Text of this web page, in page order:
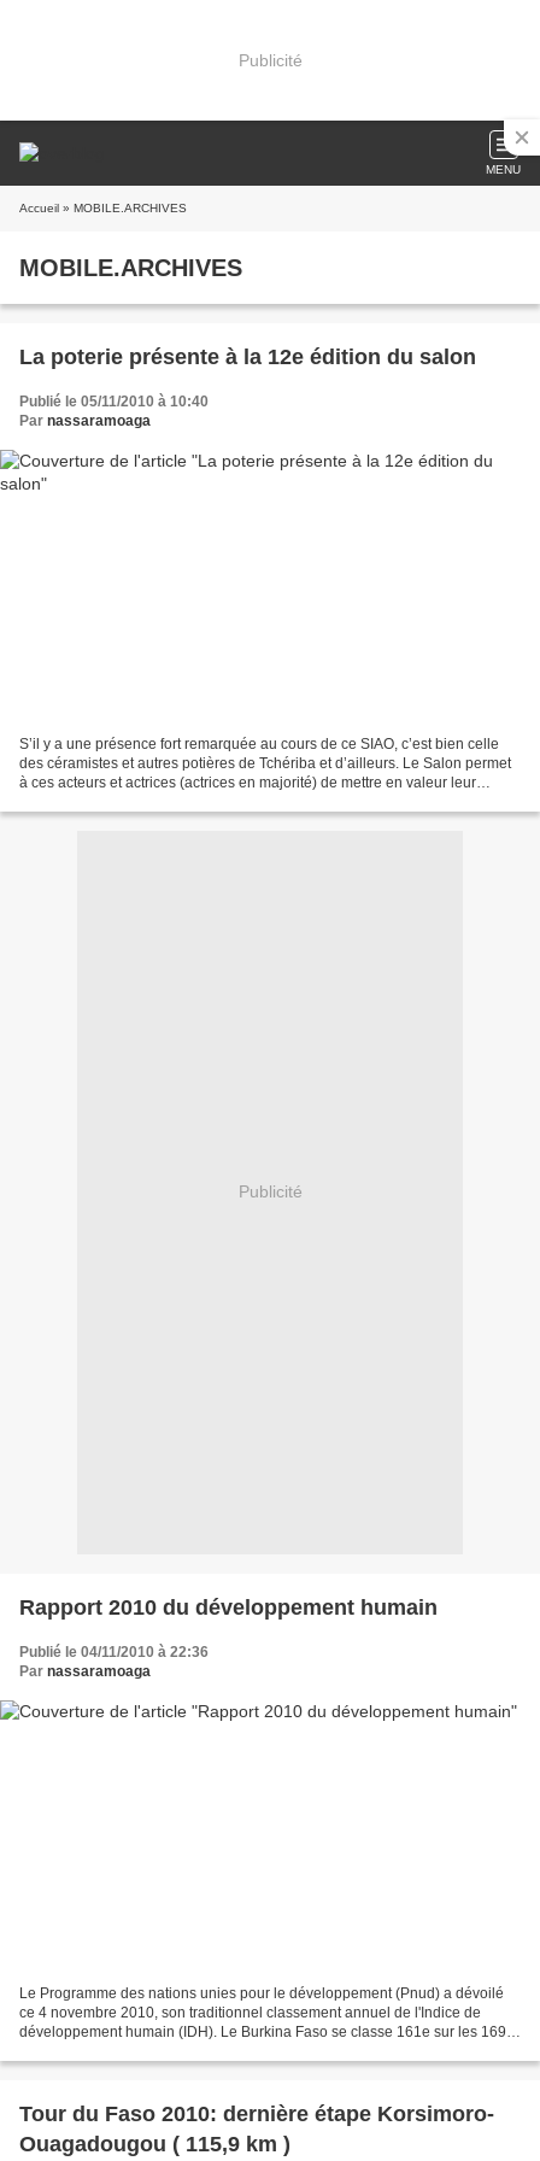
Publicité
MENU
Accueil » MOBILE.ARCHIVES
MOBILE.ARCHIVES
La poterie présente à la 12e édition du salon
Publié le 05/11/2010 à 10:40
Par nassaramoaga
S’il y a une présence fort remarquée au cours de ce SIAO, c’est bien celle
des céramistes et autres potières de Tchériba et d’ailleurs. Le Salon permet
à ces acteurs et actrices (actrices en majorité) de mettre en valeur leur
Publicité
Rapport 2010 du développement humain
Publié le 04/11/2010 à 22:36
Par nassaramoaga
Le Programme des nations unies pour le développement (Pnud) a dévoilé
ce 4 novembre 2010, son traditionnel classement annuel de l'Indice de
développement humain (IDH). Le Burkina Faso se classe 161e sur les 169
Tour du Faso 2010: dernière étape Korsimoro-
Ouagadougou ( 115,9 km )